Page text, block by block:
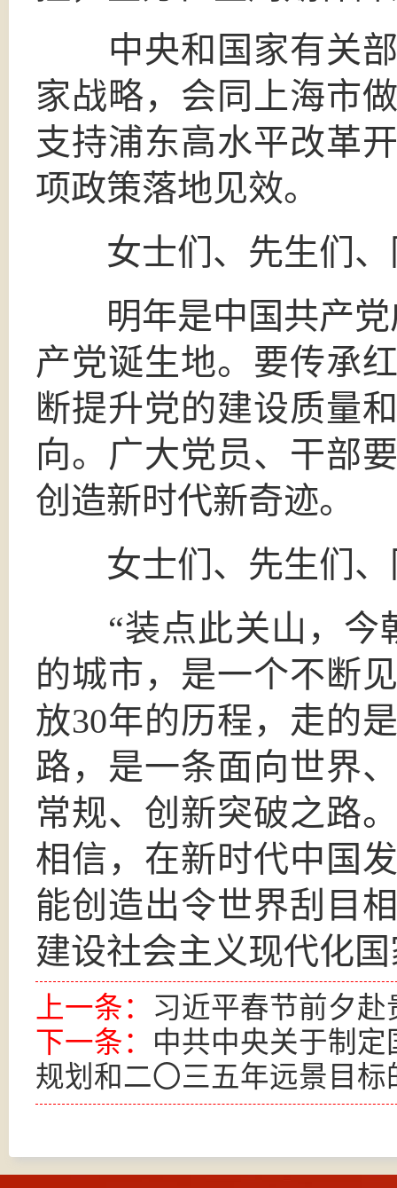
中央和国家有关部
家战略，会同上海市
支持浦东高水平改革
项政策落地见效。
女士们、先生们、
明年是中国共产党
产党诞生地。要传承
断提升党的建设质量
向。广大党员、干部
创造新时代新奇迹。
女士们、先生们、
“装点此关山，今
的城市，是一个不断
放30年的历程，走的
路，是一条面向世界
常规、创新突破之路
相信，在新时代中国
能创造出令世界刮目
建设社会主义现代化
上一条： 习近平春节前夕
下一条： 中共中央关于制
规划和二〇三五年远景目标